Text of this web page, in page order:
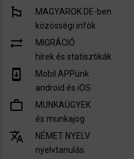
emoji_flags
MAGYAROK DE-ben
közösségi infók
sync_alt
MIGRÁCIÓ
hírek és statisztikák
system_update
Mobil APPünk
android és iOS
work_outline
MUNKAÜGYEK
és munkajog
translate
NÉMET NYELV
nyelvtanulás